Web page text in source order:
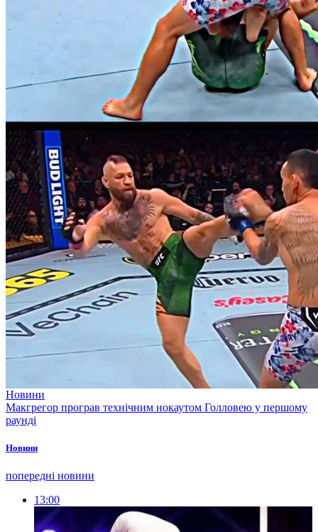
Новини
Макгрегор програв технічним нокаутом Голловею у першому
раунді
Новини
попередні новини
13:00